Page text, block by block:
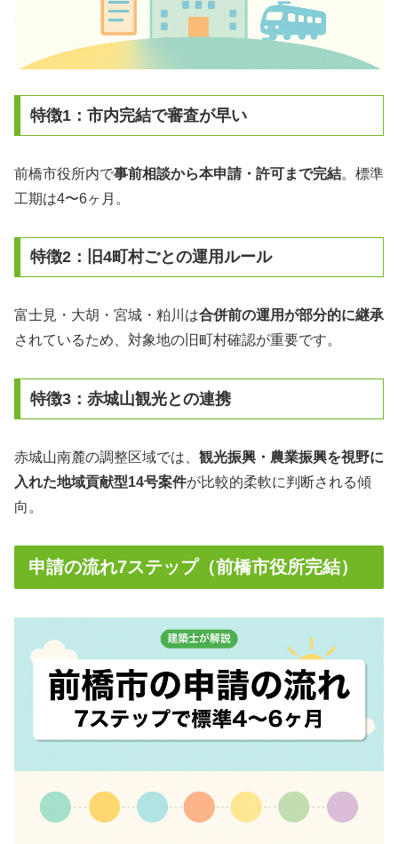
特徴1：市内完結で審査が早い
前橋市役所内で事前相談から本申請・許可まで完結。標準
工期は4〜6ヶ月。
特徴2：旧4町村ごとの運用ルール
富士見・大胡・宮城・粕川は合併前の運用が部分的に継承
されているため、対象地の旧町村確認が重要です。
特徴3：赤城山観光との連携
赤城山南麓の調整区域では、 観光振興・農業振興を視野に
入れた地域貢献型14号案件が比較的柔軟に判断される傾
向。
申請の流れ7ステップ（前橋市役所完結）